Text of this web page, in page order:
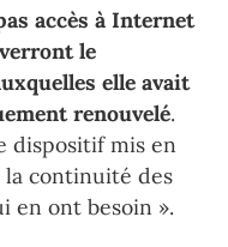
accès à Internet
le
elle avait
renouvelé.
dispositif mis en
la continuité des
en ont besoin ».